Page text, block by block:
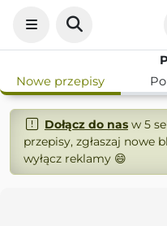
Nowe przepisy
Dołącz do nasw 5
przepisy, zgłaszaj nowe
wyłącz reklamy 😄